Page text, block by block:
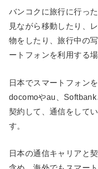
バンコクに旅行に行っ
見ながら移動したり、
物をしたり、旅行中の
ートフォンを利用する
日本でスマートフォン
docomoやau、
契約して、通信をして
す。
日本の通信キャリアと